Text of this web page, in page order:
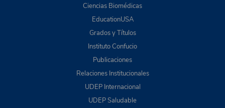
Ciencias Biomédicas
EducationUSA
Grados y Títulos
Instituto Confucio
Publicaciones
Relaciones Institucionales
UDEP Internacional
UDEP Saludable